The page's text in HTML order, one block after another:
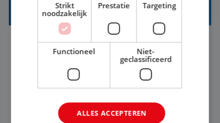
uit ons datawa...
INKOPER VAKANTIES
Nijmegen Baan 33-36 uur MBO
Jij vindt de mooiste plekjes ter wereld en geeft
eenoudergezinnen én singles de meest
onvergetelijke vakanties van hun leven, hoe gaaf
is dat? Ben jij de commerciële professional die
Strikt
noodzakelijk
Prestatie Targeting
Functioneel
Niet-
geclassificeerd
ALLES ACCEPTEREN